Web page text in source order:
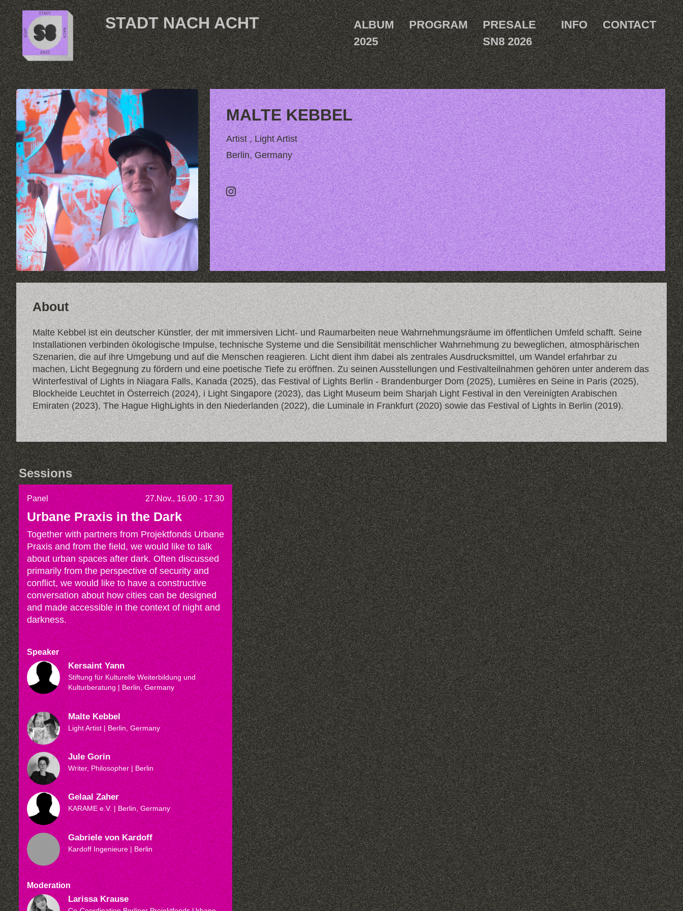
Skip to content
STADT NACH ACHT
ALBUM
2025
PROGRAM
PRESALE
SN8 2026
INFO CONTACT
MALTE KEBBEL
Artist , Light Artist
Berlin, Germany
About
Malte Kebbel ist ein deutscher Künstler, der mit immersiven Licht- und Raumarbeiten neue Wahrnehmungsräume im öffentlichen Umfeld schafft. Seine
Installationen verbinden ökologische Impulse, technische Systeme und die Sensibilität menschlicher Wahrnehmung zu beweglichen, atmosphärischen
Szenarien, die auf ihre Umgebung und auf die Menschen reagieren. Licht dient ihm dabei als zentrales Ausdrucksmittel, um Wandel erfahrbar zu
machen, Licht Begegnung zu fördern und eine poetische Tiefe zu eröffnen. Zu seinen Ausstellungen und Festivalteilnahmen gehören unter anderem das
Winterfestival of Lights in Niagara Falls, Kanada (2025), das Festival of Lights Berlin - Brandenburger Dom (2025), Lumières en Seine in Paris (2025),
Blockheide Leuchtet in Österreich (2024), i Light Singapore (2023), das Light Museum beim Sharjah Light Festival in den Vereinigten Arabischen
Emiraten (2023), The Hague HighLights in den Niederlanden (2022), die Luminale in Frankfurt (2020) sowie das Festival of Lights in Berlin (2019).
Sessions
Panel 27.Nov., 16.00 - 17.30
Urbane Praxis in the Dark
Together with partners from Projektfonds Urbane
Praxis and from the field, we would like to talk
about urban spaces after dark. Often discussed
primarily from the perspective of security and
conflict, we would like to have a constructive
conversation about how cities can be designed
and made accessible in the context of night and
darkness.
Speaker
Kersaint Yann
Stiftung für Kulturelle Weiterbildung und
Kulturberatung| Berlin, Germany
Malte Kebbel
Light Artist| Berlin, Germany
Jule Gorin
Writer, Philosopher| Berlin
Gelaal Zaher
KARAME e.V.| Berlin, Germany
Gabriele von Kardoff
Kardoff Ingenieure| Berlin
Moderation
Larissa Krause